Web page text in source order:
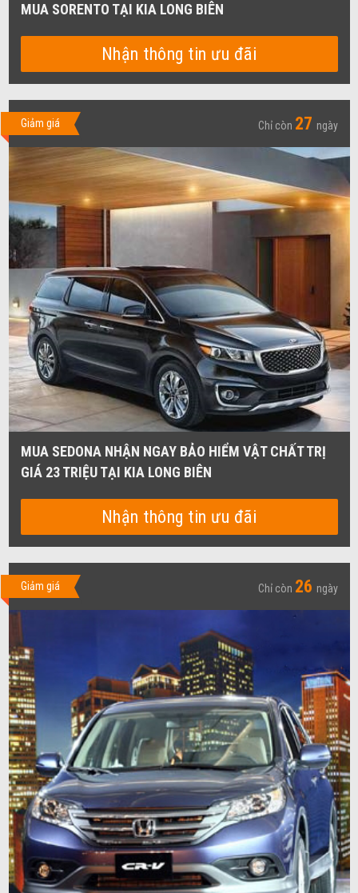
MUA SORENTO TẠI KIA LONG BIÊN
Nhận thông tin ưu đãi
Giảm giá Chỉ còn 27 ngày
MUA SEDONA NHẬN NGAY BẢO HIỂM VẬT CHẤT TRỊ
GIÁ 23 TRIỆU TẠI KIA LONG BIÊN
Nhận thông tin ưu đãi
Giảm giá Chỉ còn 26 ngày